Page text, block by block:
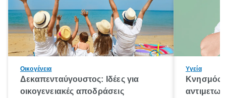
Οικογένεια
Δεκαπενταύγουστος: Ιδέες για
οικογενειακές αποδράσεις
Υγεία
Κνησμός: